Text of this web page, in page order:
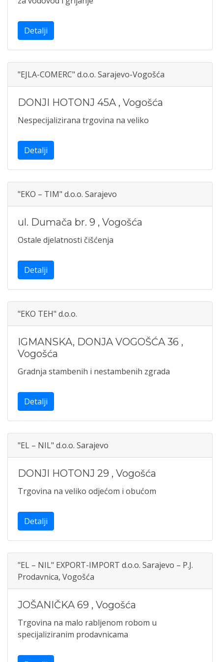
Detalji
"EJLA-COMERC" d.o.o. Sarajevo-Vogošća
DONJI HOTONJ 45A , Vogošća
Nespecijalizirana trgovina na veliko
Detalji
"EKO – TIM" d.o.o. Sarajevo
ul. Dumača br. 9 , Vogošća
Ostale djelatnosti čišćenja
Detalji
"EKO TEH" d.o.o.
IGMANSKA, DONJA VOGOŠĆA 36 ,
Vogošća
Gradnja stambenih i nestambenih zgrada
Detalji
"EL – NIL" d.o.o. Sarajevo
DONJI HOTONJ 29 , Vogošća
Trgovina na veliko odjećom i obućom
Detalji
"EL – NIL" EXPORT-IMPORT d.o.o. Sarajevo – P.J.
Prodavnica, Vogošća
JOŠANIČKA 69 , Vogošća
Trgovina na malo rabljenom robom u
specijaliziranim prodavnicama